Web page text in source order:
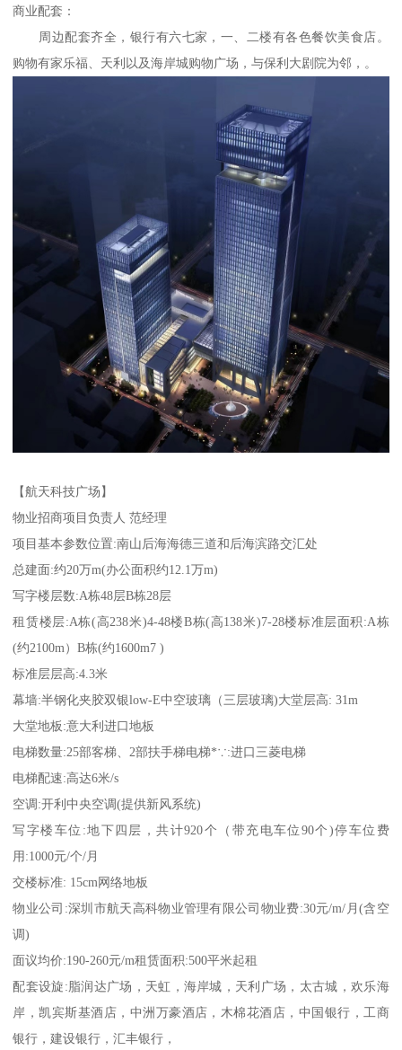
商业配套：
周边配套齐全，银行有六七家，一、二楼有各色餐饮美食店。
购物有家乐福、天利以及海岸城购物广场，与保利大剧院为邻，。
【航天科技广场】
物业招商项目负责人 范经理
项目基本参数位置:南山后海海德三道和后海滨路交汇处
总建面:约20万m(办公面积约12.1万m)
写字楼层数:A栋48层B栋28层
租赁楼层:A栋(高238米)4-48楼B栋(高138米)7-28楼标准层面积:A栋
(约2100m）B栋(约1600m7 )
标准层层高:4.3米
幕墙:半钢化夹胶双银low-E中空玻璃（三层玻璃)大堂层高: 31m
大堂地板:意大利进口地板
电梯数量:25部客梯、2部扶手梯电梯*∵:进口三菱电梯
电梯配速:高达6米/s
空调:开利中央空调(提供新风系统)
写字楼车位:地下四层，共计920个（带充电车位90个)停车位费
用:1000元/个/月
交楼标准: 15cm网络地板
物业公司:深圳市航天高科物业管理有限公司物业费:30元/m/月(含空
调)
面议均价:190-260元/m租赁面积:500平米起租
配套设旋:脂润达广场，天虹，海岸城，天利广场，太古城，欢乐海
岸，凯宾斯基酒店，中洲万豪酒店，木棉花酒店，中国银行，工商
银行，建设银行，汇丰银行，